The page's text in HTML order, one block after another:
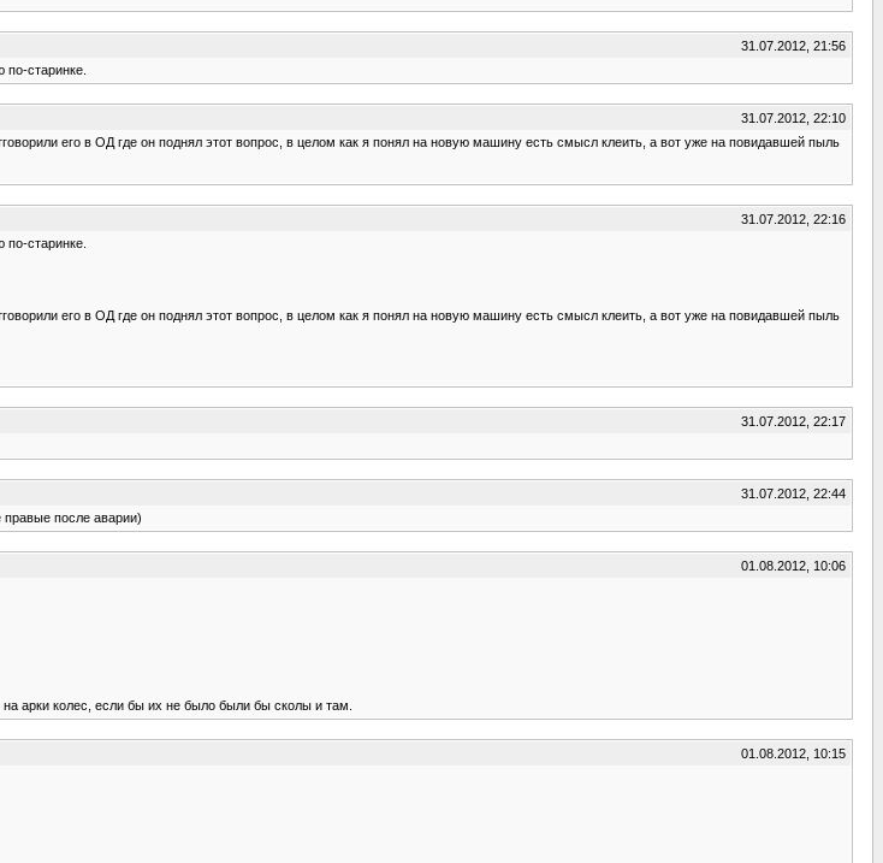
31.07.2012, 21:56
старинке.
31.07.2012, 22:10
его в ОД где он поднял этот вопрос, в целом как я понял на новую машину есть смысл клеить, а вот уже на повидавшей пыль
31.07.2012, 22:16
старинке.
его в ОД где он поднял этот вопрос, в целом как я понял на новую машину есть смысл клеить, а вот уже на повидавшей пыль
31.07.2012, 22:17
31.07.2012, 22:44
правые после аварии)
01.08.2012, 10:06
арки колес, если бы их не было были бы сколы и там.
01.08.2012, 10:15